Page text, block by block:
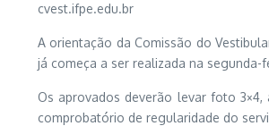
cvest.ifpe.edu.br
A orientação da Comissão do
já começa a ser realizada na segunda-
Os aprovados deverão levar foto
comprobatório de regularidade do